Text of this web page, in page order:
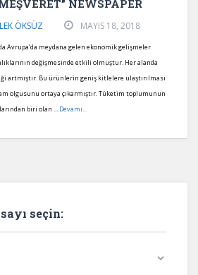
NEWSPAPER
ÖKSÜZ MAYIS 18, 2018
Avrupa’da meydana gelen ekonomik gelişmeler
değişmesinde etkili olmuştur. Her alanda
artmıştır. Bu ürünlerin geniş kitlelere ulaştırılması
olgusunu ortaya çıkarmıştır. Tüketim toplumunun
biri olan ... Devamı...
seçin: